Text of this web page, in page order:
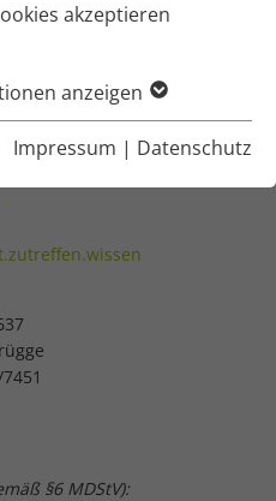
akzeptieren
anzeigen
Impressum | Datenschutz
§6 MDStV):